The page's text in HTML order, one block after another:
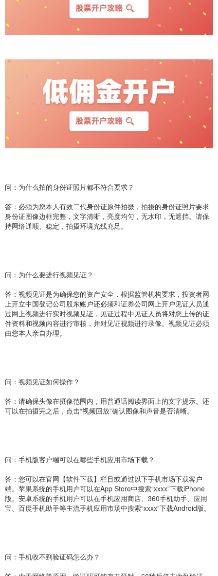
问：为什么拍的身份证照片都不符合要求？
答：必须为您本人有效二代身份证原件拍摄，拍摄的身份证照片要求
身份证图像边框完整，文字清晰，亮度均匀，无水印，无遮挡。请保
持网络通顺、稳定，拍摄环境光线充足。
问：为什么要进行视频见证？
答：视频见证是为确保您的资产安全，根据监管机构要求，投资者网
上开立中国登记公司股东账户还必须和证券公司网上开户见证人员通
过网上视频进行实时视频见证，见证过程中见证人员将对您上传的证
件资料和视频内容进行审核，并对见证视频进行录像。视频见证必须
由您本人亲自办理。
问：视频见证如何操作？
答：请确保头像在摄像范围内，用普通话阅读界面上的文字提示。还
可以在拍摄完之后，点击“视频回放”确认图像和声音是否清晰。
问：手机版客户端可以在哪些手机应用市场下载？
答：您可以在官网【软件下载】栏目或通过以下手机市场下载客户
端。苹果系统的手机用户可以在App Store中搜索“xxxx”下载iPhone
版。安卓系统的手机用户可以在手机应用商店、360手机助手、应用
宝、百度手机助手等主流手机应用市场中搜索“xxxx”下载Android版。
问：手机收不到验证码怎么办？